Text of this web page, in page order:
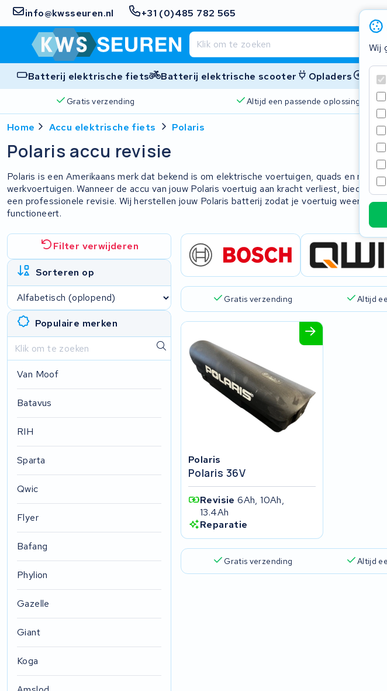
info@kwsseuren.nl +31 (0)485 782 565
Batterij elektrische fiets Batterij elektrische scooter Opladers
Gratis verzending Altijd een passende oplossing
Wij
Home Accu elektrische fiets Polaris
Polaris accu revisie
Polaris is een Amerikaans merk dat bekend is om elektrische voertuigen, quads en nuttige
werkvoertuigen. Wanneer de accu van jouw Polaris voertuig aan kracht verliest, biedt
een professionele revisie. Wij herstellen jouw Polaris batterij zodat je voertuig weer
functioneert.
Filter verwijderen
Sorteren op
Populaire merken
Van Moof
Batavus
RIH
Sparta
Qwic
Flyer
Bafang
Phylion
Gazelle
Giant
Koga
Gratis verzending Altijd
Polaris
Polaris 36V
Revisie6Ah, 10Ah,
13.4Ah
Reparatie
Gratis verzending Altijd
Begin te typen in